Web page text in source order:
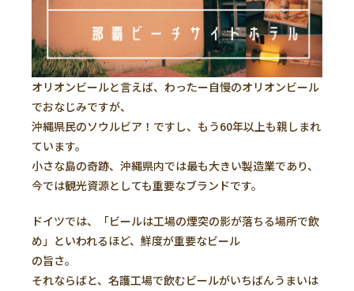
オリオンビールと言えば、わったー自慢のオリオンビール
でおなじみですが、
沖縄県民のソウルビア！ですし、もう60年以上も親しまれ
ています。
小さな島の奇跡、沖縄県内では最も大きい製造業であり、
今では観光資源としても重要なブランドです。
ドイツでは、「ビールは工場の煙突の影が落ちる場所で飲
め」といわれるほど、鮮度が重要なビール
の旨さ。
それならばと、名護工場で飲むビールがいちばんうまいは